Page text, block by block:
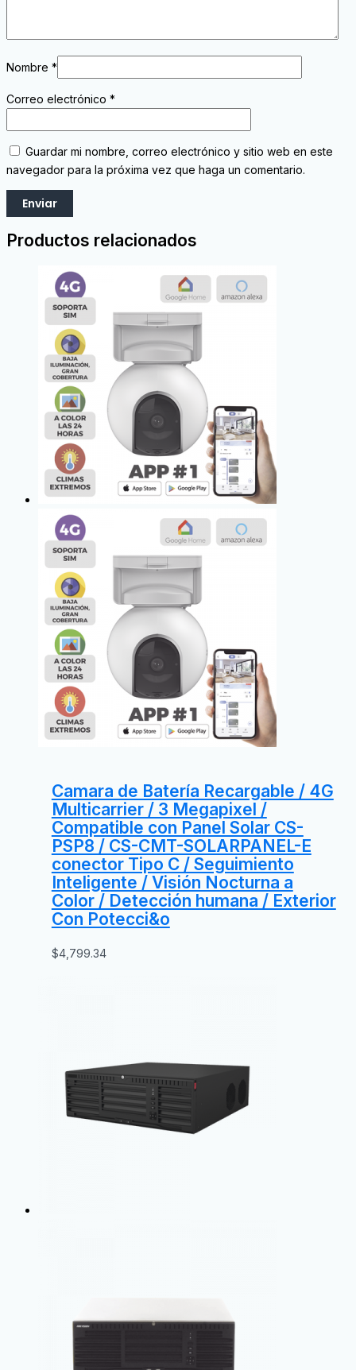
Nombre *
Correo electrónico *
Guardar mi nombre, correo electrónico y sitio web en este
navegador para la próxima vez que haga un comentario.
Productos relacionados
Camara de Batería Recargable / 4G
Multicarrier / 3 Megapixel /
Compatible con Panel Solar CS-
PSP8 / CS-CMT-SOLARPANEL-E
conector Tipo C / Seguimiento
Inteligente / Visión Nocturna a
Color / Detección humana / Exterior
Con Potecci&o
$4,799.34